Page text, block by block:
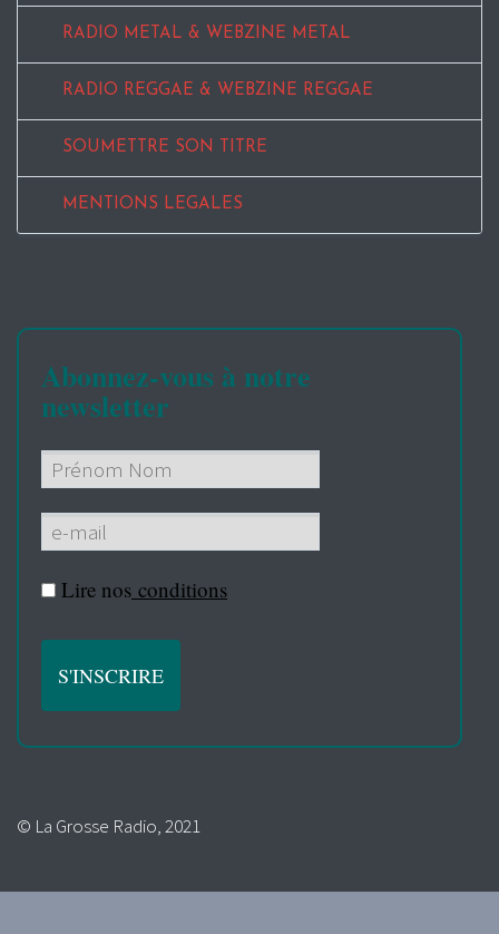
RADIO METAL & WEBZINE METAL
RADIO REGGAE & WEBZINE REGGAE
SOUMETTRE SON TITRE
MENTIONS LEGALES
Abonnez-vous à notre
newsletter
Lire nos conditions
© La Grosse Radio, 2021